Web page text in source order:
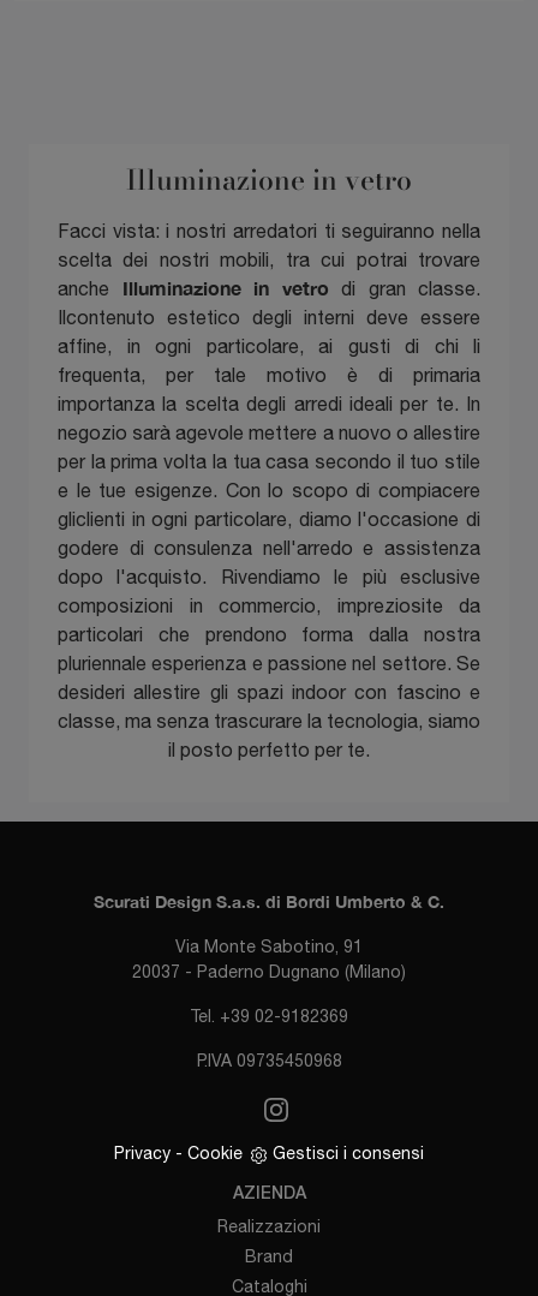
Illuminazione in vetro
Facci vista: i nostri arredatori ti seguiranno nella
scelta dei nostri mobili, tra cui potrai trovare
anche Illuminazione in vetro di gran classe.
Ilcontenuto estetico degli interni deve essere
affine, in ogni particolare, ai gusti di chi li
frequenta, per tale motivo è di primaria
importanza la scelta degli arredi ideali per te. In
negozio sarà agevole mettere a nuovo o allestire
per la prima volta la tua casa secondo il tuo stile
e le tue esigenze. Con lo scopo di compiacere
gliclienti in ogni particolare, diamo l'occasione di
godere di consulenza nell'arredo e assistenza
dopo l'acquisto. Rivendiamo le più esclusive
composizioni in commercio, impreziosite da
particolari che prendono forma dalla nostra
pluriennale esperienza e passione nel settore. Se
desideri allestire gli spazi indoor con fascino e
classe, ma senza trascurare la tecnologia, siamo
il posto perfetto per te.
Scurati Design S.a.s. di Bordi Umberto & C.
Via Monte Sabotino, 91
20037 - Paderno Dugnano (Milano)
Tel. +39 02-9182369
P.IVA 09735450968
Privacy - Cookie Gestisci i consensi
AZIENDA
Realizzazioni
Brand
Cataloghi